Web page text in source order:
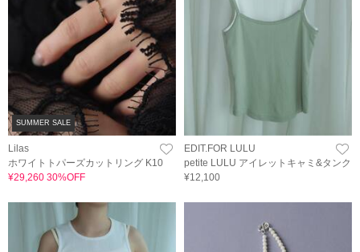
SUMMER SALE
Lilas
ホワイトトパーズカットリング K10
¥29,260 30%OFF
EDIT.FOR LULU
petite LULU アイレットキャミ&タンク
¥12,100